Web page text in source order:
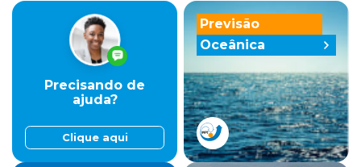
Previsão
Oceânica
Precisando de
ajuda?
Clique aqui